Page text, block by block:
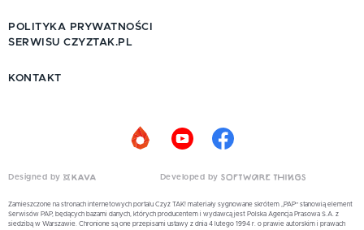
POLITYKA PRYWATNOŚCI
SERWISU CZYZTAK.PL
KONTAKT
Designed by Developed by
Zamieszczone na stronach internetowych portalu Czyż TAK! materiały sygnowane skrótem „PAP” stanowią element
Serwisów PAP, będących bazami danych, których producentem i wydawcą jest Polska Agencja Prasowa S.A. z
siedzibą w Warszawie. Chronione są one przepisami ustawy z dnia 4 lutego 1994 r. o prawie autorskim i prawach